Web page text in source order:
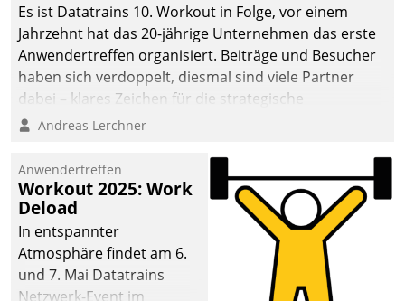
Es ist Datatrains 10. Workout in Folge, vor einem
Jahrzehnt hat das 20-jährige Unternehmen das erste
Anwendertreffen organisiert. Beiträge und Besucher
haben sich verdoppelt, diesmal sind viele Partner
dabei – klares Zeichen für die strategische
Fokussierung auf den Kunden.
Andreas Lerchner
Anwendertreffen
Workout 2025: Work
Deload
In entspannter
Atmosphäre findet am 6.
und 7. Mai Datatrains
Netzwerk-Event im